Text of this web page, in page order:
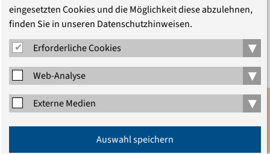
Anmeldung
eingesetzten Cookies und die Möglichkeit diese abzulehnen,
finden Sie in unseren Datenschutzhinweisen.
Erforderliche Cookies
▾
Web-Analyse ▾
Externe Medien ▾
Auswahl speichern